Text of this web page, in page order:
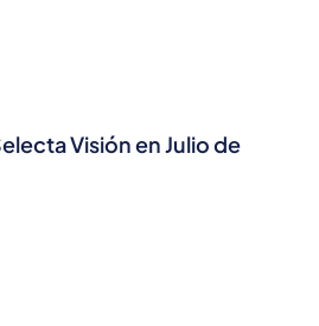
Visión en Julio de